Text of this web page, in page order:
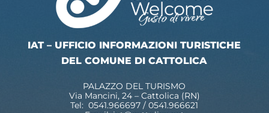
IAT – UFFICIO INFORMAZIONI TURISTICHE
DEL COMUNE DI CATTOLICA
PALAZZO DEL TURISMO
Via Mancini, 24 – Cattolica (RN)
Tel: 0541.966697 / 0541.966621